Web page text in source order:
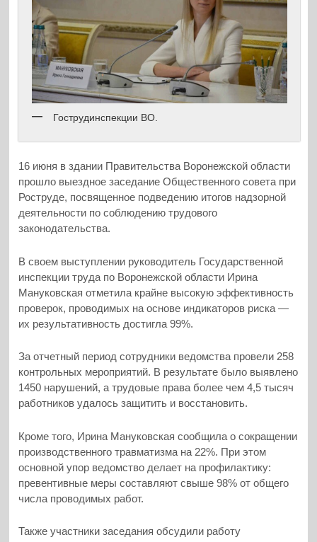
Гострудинспекции ВО.
16 июня в здании Правительства Воронежской области
прошло выездное заседание Общественного совета при
Роструде, посвященное подведению итогов надзорной
деятельности по соблюдению трудового
законодательства.
В своем выступлении руководитель Государственной
инспекции труда по Воронежской области Ирина
Мануковская отметила крайне высокую эффективность
проверок, проводимых на основе индикаторов риска —
их результативность достигла 99%.
За отчетный период сотрудники ведомства провели 258
контрольных мероприятий. В результате было выявлено
1450 нарушений, а трудовые права более чем 4,5 тысяч
работников удалось защитить и восстановить.
Кроме того, Ирина Мануковская сообщила о сокращении
производственного травматизма на 22%. При этом
основной упор ведомство делает на профилактику:
превентивные меры составляют свыше 98% от общего
числа проводимых работ.
Также участники заседания обсудили работу